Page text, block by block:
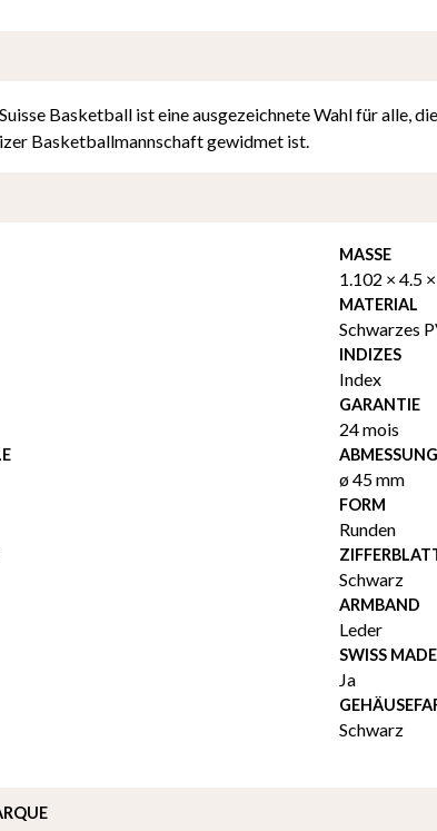
Basketball ist eine ausgezeichnete Wahl für alle,
Basketballmannschaft gewidmet ist.
MASSE
1.102 × 4.5
MATERIAL
Schwarzes
INDIZES
Index
GARANTIE
24 mois
ø 45 mm
FORM
Runden
Schwarz
ARMBAND
Leder
SWISS MADE
Ja
Schwarz